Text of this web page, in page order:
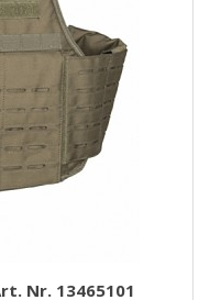
Nr. 13465101